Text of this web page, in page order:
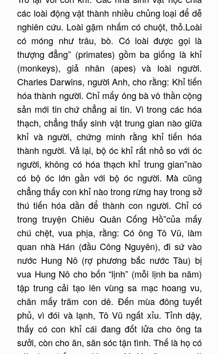
các loài động vật thành nhiều chủng loại để dễ
nghiên cứu. Loài gặm nhấm có chuột, thỏ.Loài
có móng như trâu, bò. Có loài được gọi là
thượng đẳng” (primates) gồm ba giống là khỉ
(monkeys), giả nhân (apes) và loài người.
Charles Darwins, người Anh, cho rằng: Khỉ tiến
hóa thành người. Chỉ mấy ông bà vô thần cộng
sản mới tin chứ chẳng ai tin. Vì trong các hóa
thạch, chẳng thấy sinh vật trung gian nào giữa
khỉ và người, chứng minh rằng khỉ tiến hóa
thành người. Vả lại, bộ óc khỉ rất nhỏ so với óc
người, không có hóa thạch khỉ trung gian”nào
có bộ óc lớn gần với bộ óc người. Mà cũng
chẳng thấy con khỉ nào trong rừng hay trong sở
thú tiến hóa dần để thành con người. Chỉ có
trong truyện Chiêu Quân Cống Hồ”của mấy
chú chệt, vua phịa, rằng: Có ông Tô Vũ, làm
quan nhà Hán (đầu Công Nguyên), đi sứ vào
nước Hung Nô (rợ phương bắc nước Tàu) bị
vua Hung Nô cho bốn “lịnh” (mỗi lịnh ba năm)
tập trung cải tạo lên vùng sa mạc hoang vu,
chăn mấy trăm con dê. Đến mùa đông tuyết
phủ, vì đói và lạnh, Tô Vũ ngất xỉu. Tỉnh dậy,
thấy có con khỉ cái đang đốt lửa cho ông ta
sưởi, còn cho ăn, săn sóc tận tình. Thế là họ có